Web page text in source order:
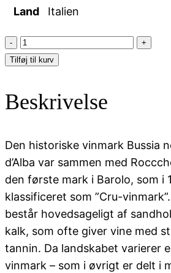
Land Italien
Alberto
Ballarin
Bussia
antal
Tilføj til kurv
Beskrivelse
Den historiske vinmark Bussia
d’Alba var sammen med
den første mark i Barolo, som i
klassificeret som ”Cru-
består hovedsageligt af
kalk, som ofte giver vine med
tannin. Da landskabet varierer
vinmark – som i øvrigt er delt i